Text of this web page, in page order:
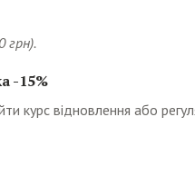
грн).
-15%
курс відновлення або